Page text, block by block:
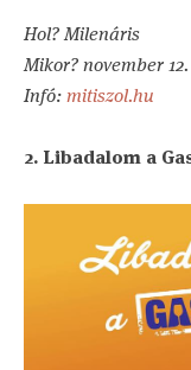
Hol? Milenáris
Mikor? november 12.
Infó:mitiszol.hu
2. Libadalom a